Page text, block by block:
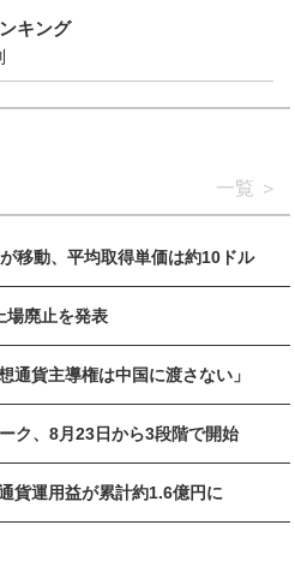
キング
一覧
移動、平均取得単価は約10ドル
場廃止を発表
通貨主導権は中国に渡さない」
ク、8月23日から3段階で開始
貨運用益が累計約1.6億円に